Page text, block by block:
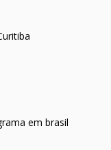
em brasil